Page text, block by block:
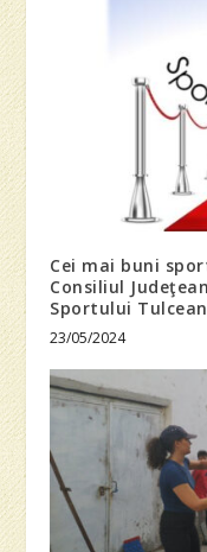
Cei mai buni
Consiliul
Sportului Tulcean
23/05/2024